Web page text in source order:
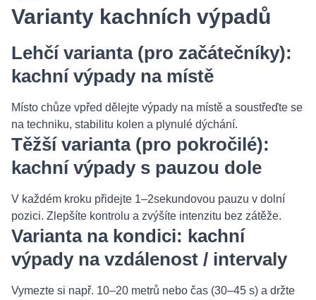
Varianty kachních výpadů
Lehčí varianta (pro začátečníky):
kachní výpady na místě
Místo chůze vpřed dělejte výpady na místě a soustřeďte se
na techniku, stabilitu kolen a plynulé dýchání.
Těžší varianta (pro pokročilé):
kachní výpady s pauzou dole
V každém kroku přidejte 1–2sekundovou pauzu v dolní
pozici. Zlepšíte kontrolu a zvýšíte intenzitu bez zátěže.
Varianta na kondici: kachní
výpady na vzdálenost / intervaly
Vymezte si např. 10–20 metrů nebo čas (30–45 s) a držte